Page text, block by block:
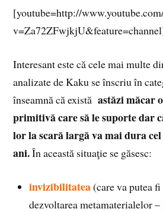
[youtube=http://
Interesant este că cele mai multe
analizate de Kaku se înscriu în
înseamnă că existăastăzi măcar
primitivă care să le suporte dar
lor la scară largă va mai dura
ani.În această situaţie se găsesc:
invizibilitatea(care va putea
dezvoltarea metamaterialelor